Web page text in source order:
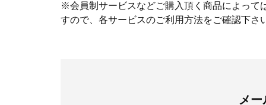
※会員制サービスなどご購入頂く商品によって
すので、各サービスのご利用方法をご確認下さ
メ